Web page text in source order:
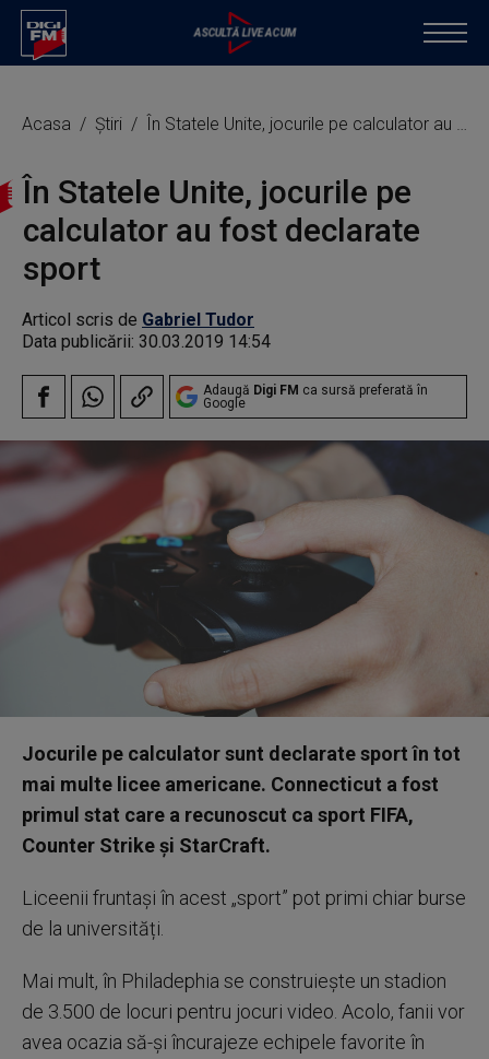
Acasa Știri În Statele Unite, jocurile pe calculator au fost declarate sport
În Statele Unite, jocurile pe
calculator au fost declarate
sport
Articol scris de Gabriel Tudor
Data publicării: 30.03.2019 14:54
Adaugă Digi FM ca sursă preferată în
Google
Jocurile pe calculator sunt declarate sport în tot
mai multe licee americane. Connecticut a fost
primul stat care a recunoscut ca sport FIFA,
Counter Strike și StarCraft.
Liceenii fruntași în acest „sport” pot primi chiar burse
de la universități.
Mai mult, în Philadephia se construiește un stadion
de 3.500 de locuri pentru jocuri video. Acolo, fanii vor
avea ocazia să-și încurajeze echipele favorite în